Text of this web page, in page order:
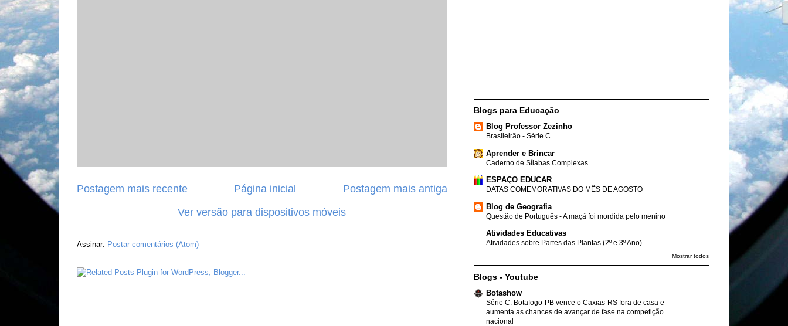
Postagem mais recente Postagem mais antiga
Página inicial
Ver versão para dispositivos móveis
Assinar: Postar comentários (Atom)
Blogs para Educação
Blog Professor Zezinho
Brasileirão - Série C
Aprender e Brincar
Caderno de Sílabas Complexas
ESPAÇO EDUCAR
DATAS COMEMORATIVAS DO MÊS DE AGOSTO
Blog de Geografia
Questão de Português - A maçã foi mordida pelo menino
Atividades Educativas
Atividades sobre Partes das Plantas (2º e 3º Ano)
Mostrar todos
Blogs - Youtube
Botashow
Série C: Botafogo-PB vence o Caxias-RS fora de casa e
aumenta as chances de avançar de fase na competição
nacional